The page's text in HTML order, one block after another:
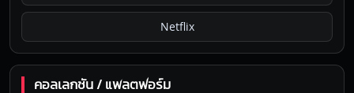
Netflix
คอลเลกชัน / แพลตฟอร์ม